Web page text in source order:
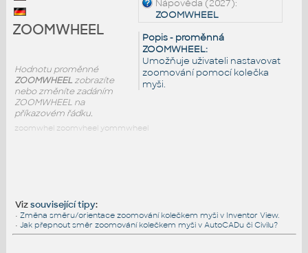
Nápověda (2027):
ZOOMWHEEL
Popis - proměnná
ZOOMWHEEL:
Umožňuje uživateli nastavovat
zoomování pomocí kolečka
myši.
ZOOMWHEEL
Hodnotu proměnné
ZOOMWHEELzobrazíte
nebo změníte zadáním
ZOOMWHEEL na
příkazovém řádku.
zoomwhel zoomvheel yommwheel
Vizsouvisející tipy:
• Změna směru/orientace zoomování kolečkem myši v Inventor View.
• Jak přepnout směr zoomování kolečkem myši v AutoCADu či Civilu?